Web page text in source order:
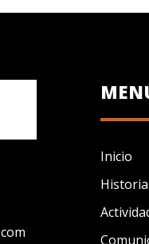
Inicio
Historia